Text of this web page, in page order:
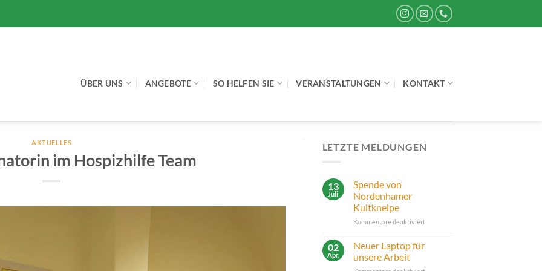
ÜBER UNS ANGEBOTE SO HELFEN SIE VERANSTALTUNGEN KONTAKT
AKTUELLES
im Hospizhilfe Team
LETZTE MELDUNGEN
13
Juli
Spende von
Nordenhamer
Kultkneipe
Kommentare deaktiviertfür
02
Apr.
Neuer Laptop für
unsere Arbeit